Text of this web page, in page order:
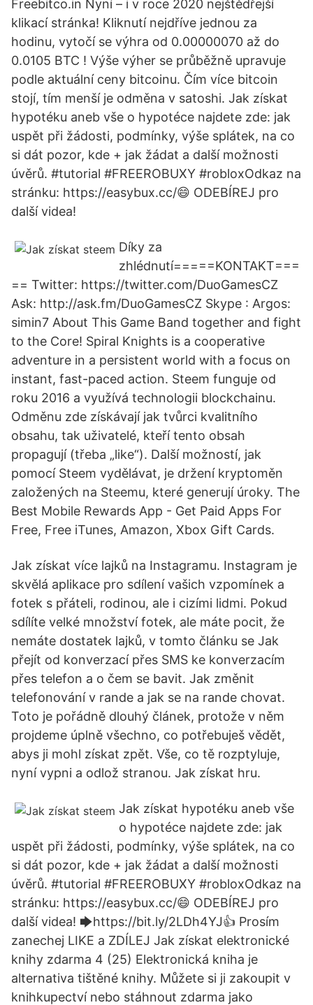
Freebitco.in Nyní – i v roce 2020 nejštědřejší
klikací stránka! Kliknutí nejdříve jednou za
hodinu, vytočí se výhra od 0.00000070 až do
0.0105 BTC ! Výše výher se průběžně upravuje
podle aktuální ceny bitcoinu. Čím více bitcoin
stojí, tím menší je odměna v satoshi. Jak získat
hypotéku aneb vše o hypotéce najdete zde: jak
uspět při žádosti, podmínky, výše splátek, na co
si dát pozor, kde + jak žádat a další možnosti
úvěrů. #tutorial #FREEROBUXY #robloxOdkaz na
stránku: https://easybux.cc/😄 ODEBÍREJ pro
další videa!
Díky za
zhlédnutí=====KONTAKT===
== Twitter: https://twitter.com/DuoGamesCZ
Ask: http://ask.fm/DuoGamesCZ Skype : Argos:
simin7 About This Game Band together and fight
to the Core! Spiral Knights is a cooperative
adventure in a persistent world with a focus on
instant, fast-paced action. Steem funguje od
roku 2016 a využívá technologii blockchainu.
Odměnu zde získávají jak tvůrci kvalitního
obsahu, tak uživatelé, kteří tento obsah
propagují (třeba „like“). Další možností, jak
pomocí Steem vydělávat, je držení kryptoměn
založených na Steemu, které generují úroky. The
Best Mobile Rewards App - Get Paid Apps For
Free, Free iTunes, Amazon, Xbox Gift Cards.
Jak získat více lajků na Instagramu. Instagram je
skvělá aplikace pro sdílení vašich vzpomínek a
fotek s přáteli, rodinou, ale i cizími lidmi. Pokud
sdílíte velké množství fotek, ale máte pocit, že
nemáte dostatek lajků, v tomto článku se Jak
přejít od konverzací přes SMS ke konverzacím
přes telefon a o čem se bavit. Jak změnit
telefonování v rande a jak se na rande chovat.
Toto je pořádně dlouhý článek, protože v něm
projdeme úplně všechno, co potřebuješ vědět,
abys ji mohl získat zpět. Vše, co tě rozptyluje,
nyní vypni a odlož stranou. Jak získat hru.
Jak získat hypotéku aneb vše
o hypotéce najdete zde: jak
uspět při žádosti, podmínky, výše splátek, na co
si dát pozor, kde + jak žádat a další možnosti
úvěrů. #tutorial #FREEROBUXY #robloxOdkaz na
stránku: https://easybux.cc/😄 ODEBÍREJ pro
další videa! 🡆https://bit.ly/2LDh4YJ👍 Prosím
zanechej LIKE a ZDÍLEJ Jak získat elektronické
knihy zdarma 4 (25) Elektronická kniha je
alternativa tištěné knihy. Můžete si ji zakoupit v
knihkupectví nebo stáhnout zdarma jako